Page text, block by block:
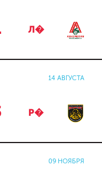
Л�
14 АВГУСТА
Р�
09 НОЯБРЯ